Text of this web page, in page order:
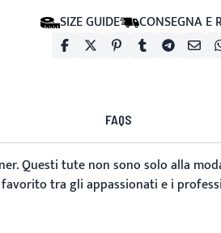
SIZE GUIDE CONSEGNA E
FAQS
Questi tute non sono solo alla
tra gli appassionati e i